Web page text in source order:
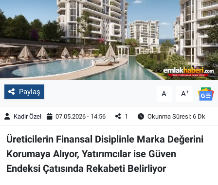
Paylaş A- A+
Kadir Özel 07.05.2026 - 14:56 1 Okunma Süresi: 6 Dk
Üreticilerin Finansal Disiplinle Marka Değerini
Korumaya Alıyor, Yatırımcılar ise Güven
Endeksi Çatısında Rekabeti Belirliyor